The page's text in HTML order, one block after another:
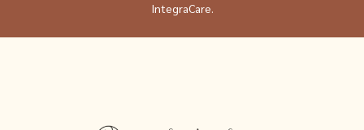
IntegraCare.